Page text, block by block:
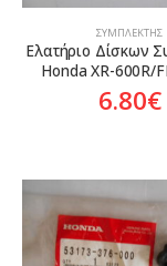
ΣΥΜΠΛΈΚΤΗΣ
Ελατήριο Δίσκων
Honda XR-600R/
6.80€